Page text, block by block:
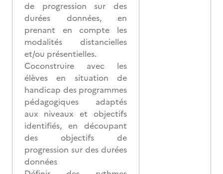
de progression sur des
durées données, en
prenant en compte les
modalités distancielles
et/ou présentielles.
Coconstruire avec les
élèves en situation de
handicap des programmes
pédagogiques adaptés
aux niveaux et objectifs
identifiés, en découpant
des objectifs de
progression sur des durées
données